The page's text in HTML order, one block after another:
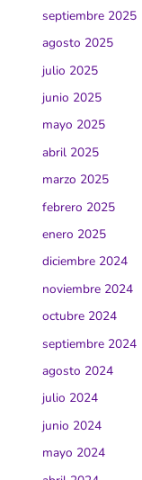
septiembre 2025
agosto 2025
julio 2025
junio 2025
mayo 2025
abril 2025
marzo 2025
febrero 2025
enero 2025
diciembre 2024
noviembre 2024
octubre 2024
septiembre 2024
agosto 2024
julio 2024
junio 2024
mayo 2024